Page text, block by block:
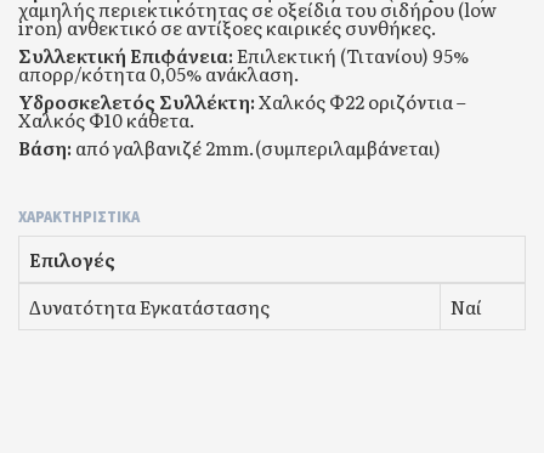
χαμηλής περιεκτικότητας σε οξείδια του σιδήρου (low
iron) ανθεκτικό σε αντίξοες καιρικές συνθήκες.
Συλλεκτική Επιφάνεια:Επιλεκτική (Τιτανίου) 95%
απορρ/κότητα 0,05% ανάκλαση.
Υδροσκελετός Συλλέκτη:Χαλκός Φ22 οριζόντια –
Χαλκός Φ10 κάθετα.
Βάση: από γαλβανιζέ 2mm.(συμπεριλαμβάνεται)
ΧΑΡΑΚΤΗΡΙΣΤΙΚΆ
Επιλογές
Δυνατότητα Εγκατάστασης
Ναί